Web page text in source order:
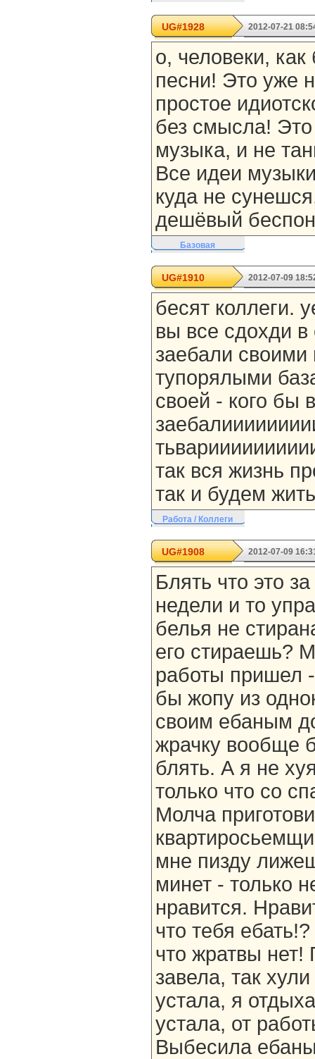
UG#1928 2012-07-21
о, человеки,
песни! Это уже
простое
без смысла!
музыка, и не
Все идеи
куда не
дешёвый
Базовая
UG#1910 2012-07-09
бесят коллеги.
вы все сдохди
заебали
тупорялыми
своей - кого бы
так вся жизнь
так и будем
Работа / Коллеги
UG#1908 2012-07-09
Блять что это
недели и то
белья не
его стираешь?
работы пришел
бы жопу из
своим ебаным
жрачку вообще
блять. А я не
только что со
Молча
мне пизду
минет - только
нравится.
что тебя
что жратвы нет!
завела, так
устала, я
устала, от
Выбесила